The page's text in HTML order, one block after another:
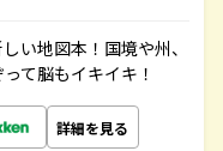
い地図本！国境や州、
て脳もイキイキ！
詳細を見る